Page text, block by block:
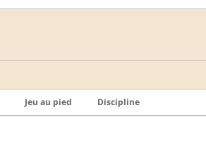
Jeu au pied Discipline